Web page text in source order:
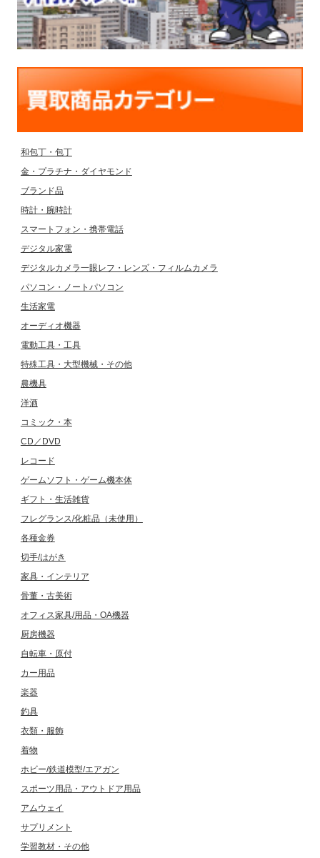
和包丁・包丁
金・プラチナ・ダイヤモンド
ブランド品
時計・腕時計
スマートフォン・携帯電話
デジタル家電
デジタルカメラ一眼レフ・レンズ・フィルムカメラ
パソコン・ノートパソコン
生活家電
オーディオ機器
電動工具・工具
特殊工具・大型機械・その他
農機具
洋酒
コミック・本
CD／DVD
レコード
ゲームソフト・ゲーム機本体
ギフト・生活雑貨
フレグランス/化粧品（未使用）
各種金券
切手/はがき
家具・インテリア
骨董・古美術
オフィス家具/用品・OA機器
厨房機器
自転車・原付
カー用品
楽器
釣具
衣類・服飾
着物
ホビー/鉄道模型/エアガン
スポーツ用品・アウトドア用品
アムウェイ
サプリメント
学習教材・その他